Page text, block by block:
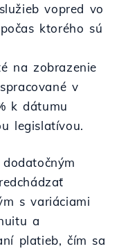
vopred vo
ktorého sú
na zobrazenie
v
k dátumu
legislatívou.
s variáciami
a
platieb, čím sa